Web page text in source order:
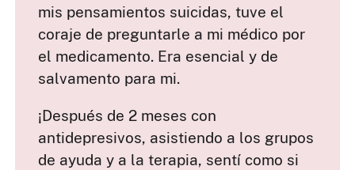
mis pensamientos suicidas, tuve el
coraje de preguntarle a mi médico por
el medicamento. Era esencial y de
salvamento para mi.
¡Después de 2 meses con
antidepresivos, asistiendo a los grupos
de ayuda y a la terapia, sentí como si